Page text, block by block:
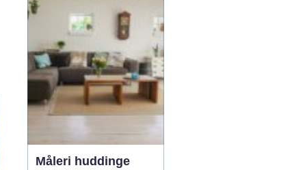
närmar sig den ålder där
taktäckningen börjar ge
Måleri huddinge